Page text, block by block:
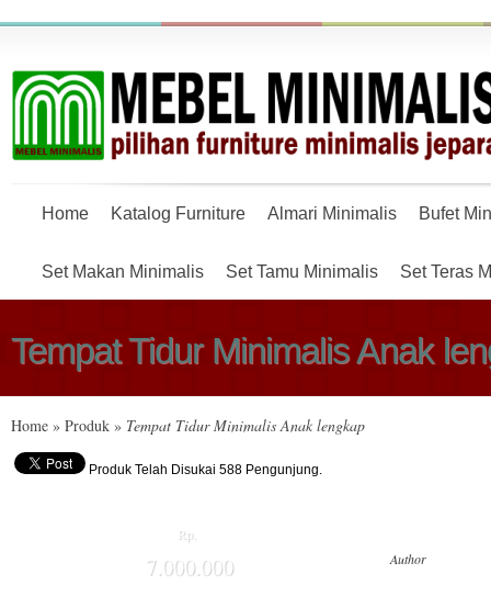
Home Katalog Furniture Almari Minimalis Bufet
Set Makan Minimalis Set Tamu Minimalis Set Teras
Tempat Tidur Minimalis Anak
Home » Produk » Tempat Tidur Minimalis Anak lengkap
Produk Telah Disukai 588 Pengunjung.
Rp.
7.000.000 Author